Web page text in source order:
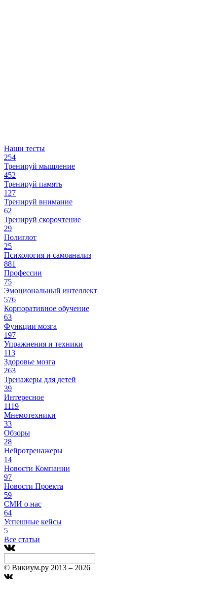
Наши тесты
254
Тренируй мышление
452
Тренируй память
127
Тренируй внимание
62
Тренируй скорочтение
29
Полиглот
25
Психология и самоанализ
881
Профессии
75
Эмоциональный интеллект
576
Корпоративное обучение
63
Функции мозга
197
Упражнения и техники
113
Здоровье мозга
263
Тренажеры для детей
39
Интересное
1119
Мнемотехники
33
Обзоры
28
Нейротренажеры
14
Новости Компании
97
Новости Проекта
59
СМИ о нас
64
Успешные кейсы
5
Все статьи
© Викиум.ру 2013 – 2026